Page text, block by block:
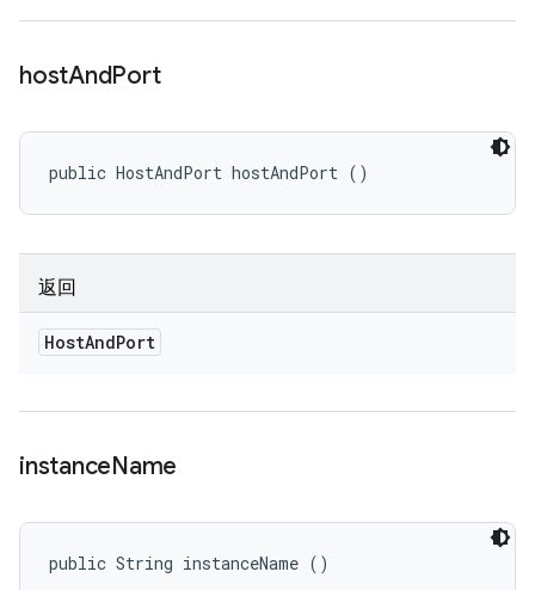
hostAndPort
public HostAndPort hostAndPort ()
返回
HostAndPort
instanceName
public String instanceName ()